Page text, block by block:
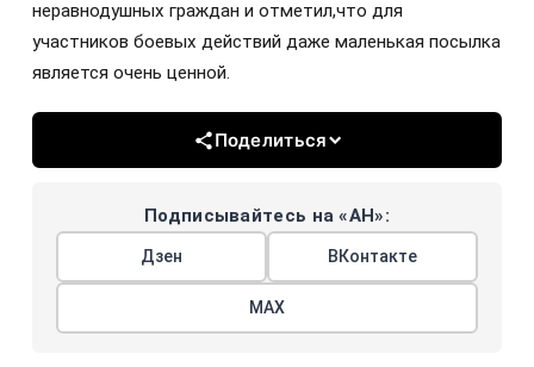
неравнодушных граждан и отметил,что для
участников боевых действий даже маленькая посылка
является очень ценной.
Поделиться
Подписывайтесь на «АН»:
Дзен ВКонтакте
МАХ